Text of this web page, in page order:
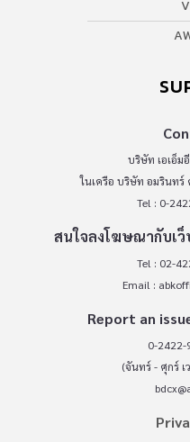
บริษัท เอเอ็ม
ในเครือ บริษัท อมรินทร์
Tel : 0-
สนใจลงโฆษณากับเว็
Tel : 02-
Email :
Report an
0-
(จันทร์ - ศุกร์ เ